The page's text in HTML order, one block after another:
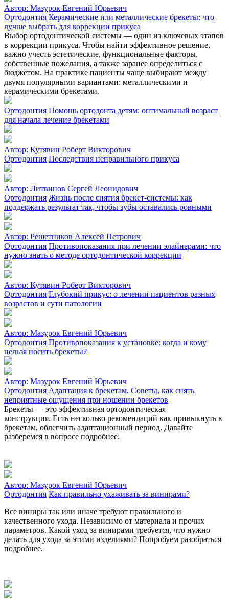
Автор: Мазурок Евгений Юрьевич
Ортодонтия Керамические или металлические брекеты: что
лучше выбрать для коррекции прикуса
Выбор ортодонтической системы — один из ключевых этапов
в коррекции прикуса. Чтобы найти эффективное решение,
важно учесть эстетические, функциональные факторы,
собственные пожелания, а также заранее определиться с
бюджетом. На практике пациенты чаще выбирают между
двумя популярными вариантами: металлическими и
керамическими брекетами.
Ортодонтия Помощь ортодонта детям: оптимальный возраст
для начала лечение брекетами
Автор: Кутявин Роберт Викторович
Ортодонтия Последствия неправильного прикуса
Автор: Литвинов Сергей Леонидович
Ортодонтия Жизнь после снятия брекет-системы: как
поддержать результат так, чтобы зубы оставались ровными
Автор: Решетников Алексей Петрович
Ортодонтия Противопоказания при лечении элайнерами: что
нужно знать о методе ортодонтической коррекции
Автор: Кутявин Роберт Викторович
Ортодонтия Глубокий прикус: о лечении пациентов разных
возрастов и сути патологии
Автор: Мазурок Евгений Юрьевич
Ортодонтия Противопоказания к установке: когда и кому
нельзя носить брекеты?
Автор: Мазурок Евгений Юрьевич
Ортодонтия Адаптация к брекетам. Советы, как снять
неприятные ощущения при ношении брекетов
Брекеты — это эффективная ортодонтическая
конструкция. Есть несколько рекомендаций как привыкнуть к
брекетам, облегчить адаптационный период. Давайте
разберемся в вопросе подробнее.
Автор: Мазурок Евгений Юрьевич
Ортодонтия Как правильно ухаживать за винирами?
Все виниры так или иначе требуют правильного и
качественного ухода. Независимо от материала и прочих
параметров. Какой уход за винирами требуется, что нужно
делать для ухода за этими изделиями? Попробуем разобраться
подробнее.